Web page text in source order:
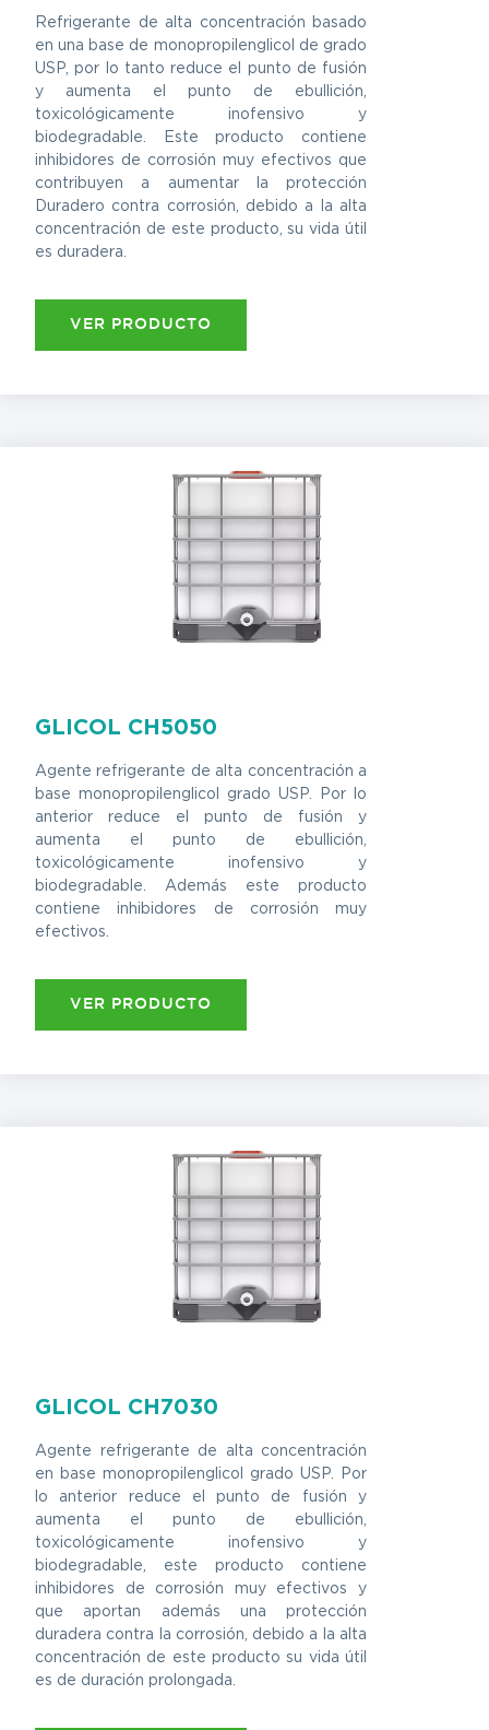
Refrigerante de alta concentración basado
en una base de monopropilenglicol de grado
USP, por lo tanto reduce el punto de fusión
y aumenta el punto de ebullición,
toxicológicamente inofensivo y
biodegradable. Este producto contiene
inhibidores de corrosión muy efectivos que
contribuyen a aumentar la protección
Duradero contra corrosión, debido a la alta
concentración de este producto, su vida útil
es duradera.
VER PRODUCTO
GLICOL CH5050
Agente refrigerante de alta concentración a
base monopropilenglicol grado USP. Por lo
anterior reduce el punto de fusión y
aumenta el punto de ebullición,
toxicológicamente inofensivo y
biodegradable. Además este producto
contiene inhibidores de corrosión muy
efectivos.
VER PRODUCTO
GLICOL CH7030
Agente refrigerante de alta concentración
en base monopropilenglicol grado USP. Por
lo anterior reduce el punto de fusión y
aumenta el punto de ebullición,
toxicológicamente inofensivo y
biodegradable, este producto contiene
inhibidores de corrosión muy efectivos y
que aportan además una protección
duradera contra la corrosión, debido a la alta
concentración de este producto su vida útil
es de duración prolongada.